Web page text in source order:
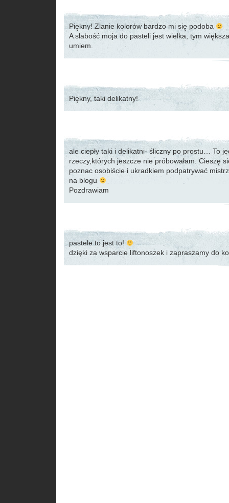
Piękny! Zlanie kolorów bardzo mi się podoba
A słabość moja do pasteli jest wielka, tym
umiem.
Piękny, taki delikatny!
ale ciepły taki i delikatni- śliczny po prostu… To
rzeczy,których jeszcze nie próbowałam. Cieszę
poznac osobiście i ukradkiem podpatrywać
na blogu
Pozdrawiam
pastele to jest to!
dzięki za wsparcie liftonoszek i zapraszamy do